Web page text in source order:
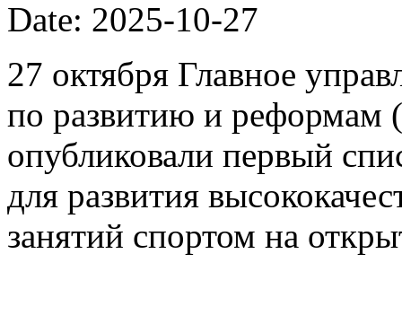
Date: 2025-10-27
27 октября Главное
по развитию и реформам
опубликовали первый
для развития
занятий спортом на